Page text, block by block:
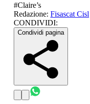
#Claire’s
Redazione: Fisascat Cisl
CONDIVIDI:
Condividi pagina